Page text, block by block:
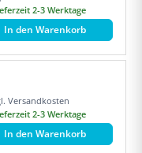
2-3 Werktage
In den Warenkorb
Versandkosten
2-3 Werktage
In den Warenkorb